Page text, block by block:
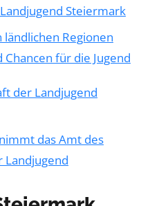
Steiermark
ländlichen Regionen
für die Jugend
der Landjugend
das Amt des
Landjugend